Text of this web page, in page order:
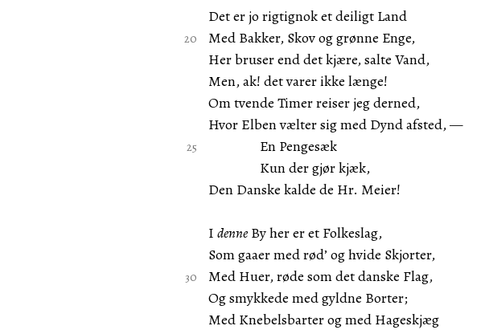
Det er jo rigtignok et deiligt Land
Med Bakker, Skov og grønne Enge,
Her bruser end det kjære, salte Vand,
Men, ak! det varer ikke længe!
Om tvende Timer reiser jeg derned,
Hvor Elben vælter sig med Dynd afsted, —
En Pengesæk
Kun der gjør kjæk,
Den Danske kalde de Hr. Meier!
I denneBy her er et Folkeslag,
Som gaaer med rød’ og hvide Skjorter,
Med Huer, røde som det danske Flag,
Og smykkede med gyldne Borter;
Med Knebelsbarter og med Hageskjæg